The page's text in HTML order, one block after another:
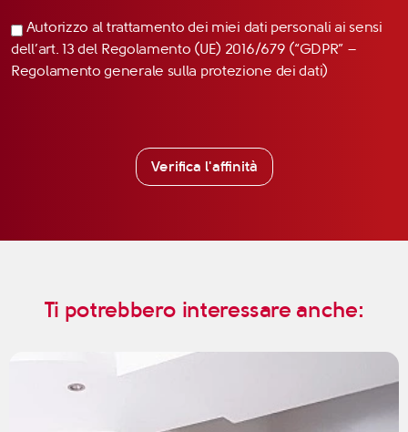
Autorizzo al trattamento dei miei dati personali ai sensi
dell’art. 13 del Regolamento (UE) 2016/679 (“GDPR” –
Regolamento generale sulla protezione dei dati)
Verifica l'affinità
Ti potrebbero interessare anche: